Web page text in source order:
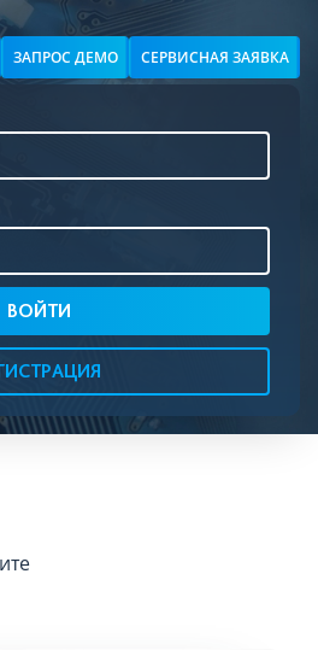
ЗАПРОС ДЕМО СЕРВИСНАЯ ЗАЯВКА